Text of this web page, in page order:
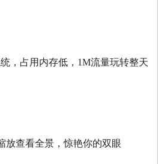
，占用内存低， 1M流量玩转整天
放查看全景，惊艳你的双眼